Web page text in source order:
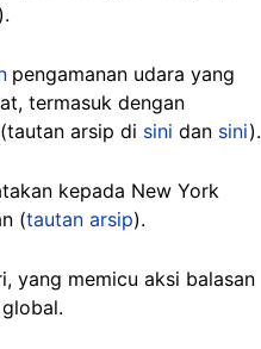
).
pengamanan udara yang
termasuk dengan
arsip di sini dan sini).
kepada New York
(tautan arsip).
yang memicu aksi balasan